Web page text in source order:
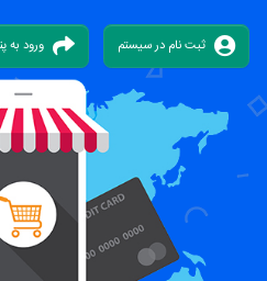
ثبت نام در سیستم ورود به